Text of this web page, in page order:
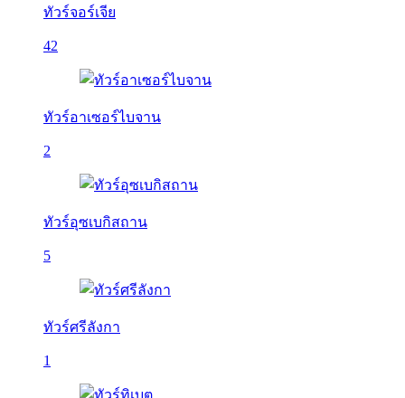
ทัวร์จอร์เจีย
42
ทัวร์อาเซอร์ไบจาน
2
ทัวร์อุซเบกิสถาน
5
ทัวร์ศรีลังกา
1